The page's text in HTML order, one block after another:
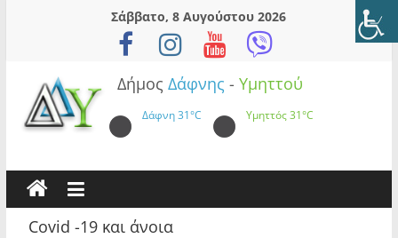
Σάββατο, 8 Αυγούστου 2026
Δήμος Δάφνης - Υμηττού
Δάφνη31°C Υμηττός31°C
Cοvid -19 και άνοια